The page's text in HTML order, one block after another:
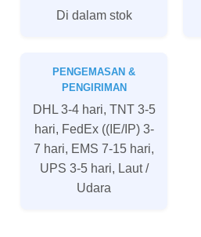
Di dalam stok
PENGEMASAN &
PENGIRIMAN
DHL 3-4 hari, TNT 3-5
hari, FedEx ((IE/IP) 3-
7 hari, EMS 7-15 hari,
UPS 3-5 hari, Laut /
Udara